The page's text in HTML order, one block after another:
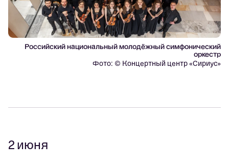
Российский национальный молодёжный симфонический
оркестр
Фото: © Концертный центр «Сириус»
2 июня